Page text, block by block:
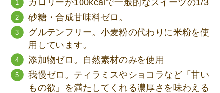
カロリーが100kcalで一般的なスイーツの1/3
砂糖・合成甘味料ゼロ。
グルテンフリー。小麦粉の代わりに米粉を使
用しています。
添加物ゼロ。自然素材のみを使用
我慢ゼロ。ティラミスやショコラなど「甘い
もの欲」を満たしてくれる濃厚さを味わえる